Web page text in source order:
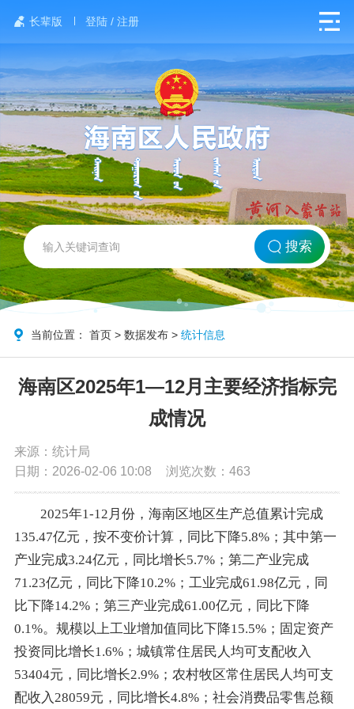
长辈版 登陆 / 注册
网站首页
北方海南
政务要闻
党务公开
政务服务
互动交流
数据发布
搜索
当前位置：首页 >数据发布 >统计信息
海南区2025年1—12月主要经济指标完
成情况
来源：统计局
日期：2026-02-06 10:08
浏览次数： 463
2025年1-12月份，海南区地区生产总值累计完成
135.47亿元，按不变价计算，同比下降5.8%；其中第一
产业完成3.24亿元，同比增长5.7%；第二产业完成
71.23亿元，同比下降10.2%；工业完成61.98亿元，同
比下降14.2%；第三产业完成61.00亿元，同比下降
0.1%。规模以上工业增加值同比下降15.5%；固定资产
投资同比增长1.6%；城镇常住居民人均可支配收入
53404元，同比增长2.9%；农村牧区常住居民人均可支
配收入28059元，同比增长4.8%；社会消费品零售总额